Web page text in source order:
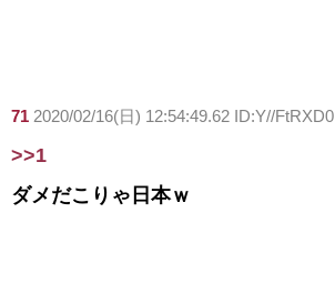
71 2020/02/16(日) 12:54:49.62 ID:Y//FtRXD0
>>1
ダメだこりゃ日本ｗ